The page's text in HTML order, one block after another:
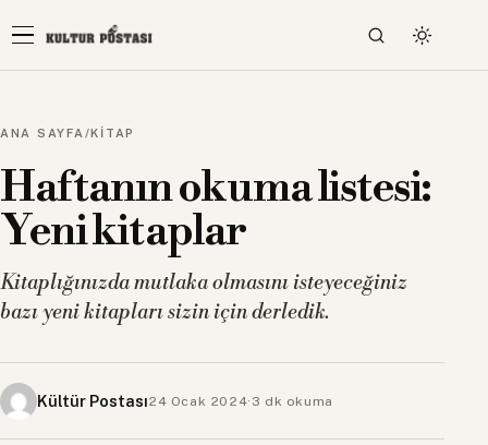
ANA SAYFA /KİTAP
Haftanın okuma listesi:
Yeni kitaplar
Kitaplığınızda mutlaka olmasını isteyeceğiniz
bazı yeni kitapları sizin için derledik.
Kültür Postası24 Ocak 2024· 3 dk okuma